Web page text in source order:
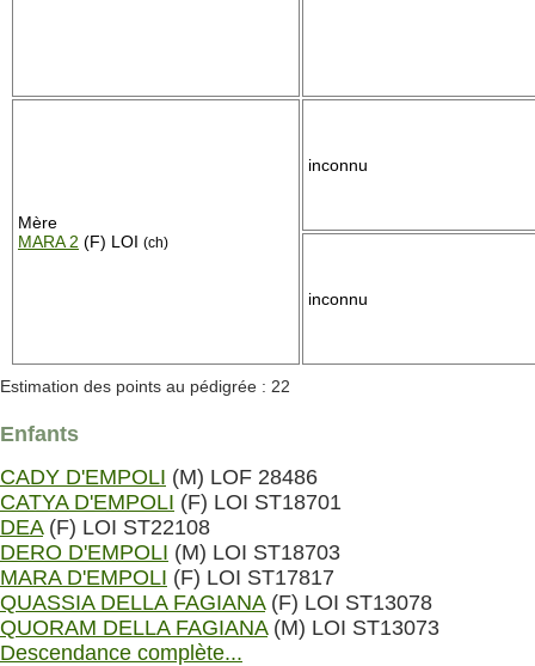
Mère
MARA 2 (F) LOI (ch)
inconnu
inconnu
Estimation des points au pédigrée : 22
Enfants
CADY D'EMPOLI (M) LOF 28486
CATYA D'EMPOLI (F) LOI ST18701
DEA(F) LOI ST22108
DERO D'EMPOLI (M) LOI ST18703
MARA D'EMPOLI (F) LOI ST17817
QUASSIA DELLA FAGIANA(F) LOI ST13078
QUORAM DELLA FAGIANA(M) LOI ST13073
Descendance complète...